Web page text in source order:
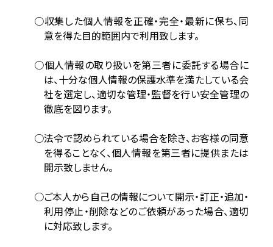
収集した個人情報を正確・完全・最新に保ち、同
意を得た目的範囲内で利用致します。
個人情報の取り扱いを第三者に委託する場合に
は、十分な個人情報の保護水準を満たしている会
社を選定し、適切な管理・監督を行い安全管理の
徹底を図ります。
法令で認められている場合を除き、お客様の同意
を得ることなく、個人情報を第三者に提供または
開示致しません。
ご本人から自己の情報について開示・訂正・追加・
利用停止・削除などのご依頼があった場合、適切
に対応致します。